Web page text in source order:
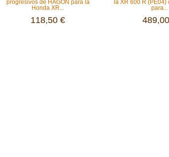
progresivos de HAGON para la
Honda XR...
118,50 €
la XR 600 R
para...